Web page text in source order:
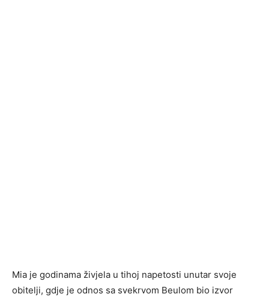
Mia je godinama živjela u tihoj napetosti unutar svoje
obitelji, gdje je odnos sa svekrvom Beulom bio izvor